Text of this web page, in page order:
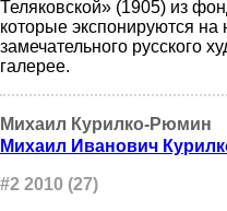
Теляковской» (1905) из
которые экспонируются
замечательного русского
галерее.
Михаил Курилко-Рюмин
Михаил Иванович
#2 2010 (27)